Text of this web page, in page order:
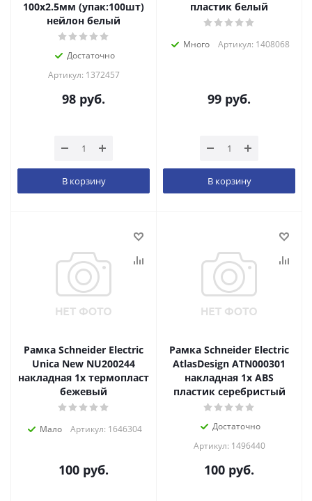
100x2.5мм (упак:100шт)
нейлон белый
Достаточно
Артикул: 1372457
98 руб.
В корзину
пластик белый
Много Артикул: 1408068
99 руб.
В корзину
Рамка Schneider Electric
Unica New NU200244
накладная 1x термопласт
бежевый
Мало Артикул: 1646304
100 руб.
Рамка Schneider Electric
AtlasDesign ATN000301
накладная 1x ABS
пластик серебристый
Достаточно
Артикул: 1496440
100 руб.